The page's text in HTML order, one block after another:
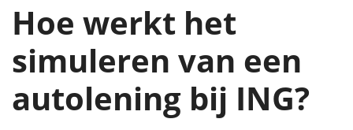
Hoe werkt het
simuleren van een
autolening bij ING?